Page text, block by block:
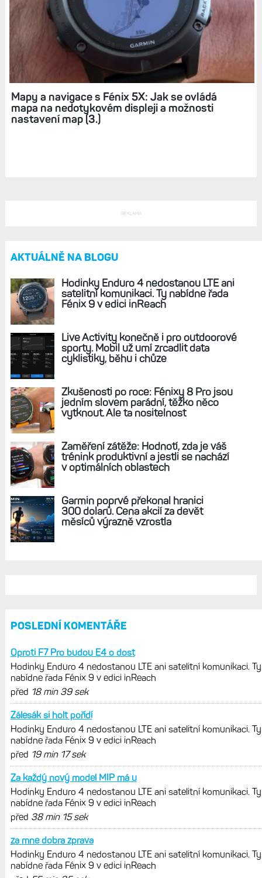
Mapy a navigace s Fénix 5X: Průběh navigování
a metody trasování, zkušenosti při jízdě na kole
(2.)
mapa na nedotykovém displeji a možnosti
nastavení map (3.)
Fénix 9 v edici inReach
Live Activity konečně i pro outdoorové
sporty. Mobil už umí zrcadlit data
cyklistiky, běhu i chůze
Zkušenosti po roce: Fénixy 8 Pro jsou
jedním slovem parádní, těžko něco
vytknout. Ale ta nositelnost
Zaměření zátěže: Hodnotí, zda je váš
trénink produktivní a jestli se nachází
v optimálních oblastech
Garmin poprvé překonal hranici
300 dolarů. Cena akcií za devět
měsíců výrazně vzrostla